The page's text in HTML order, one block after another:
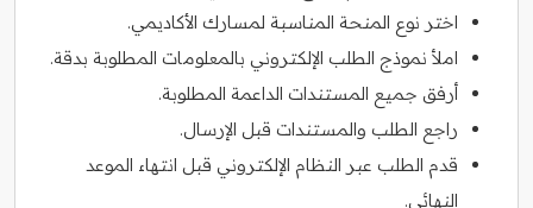
اختر نوع المنحة المناسبة لمسارك الأكاديمي.
املأ نموذج الطلب الإلكتروني بالمعلومات المطلوبة بدقة.
أرفق جميع المستندات الداعمة المطلوبة.
راجع الطلب والمستندات قبل الإرسال.
قدم الطلب عبر النظام الإلكتروني قبل انتهاء الموعد
النهائي.